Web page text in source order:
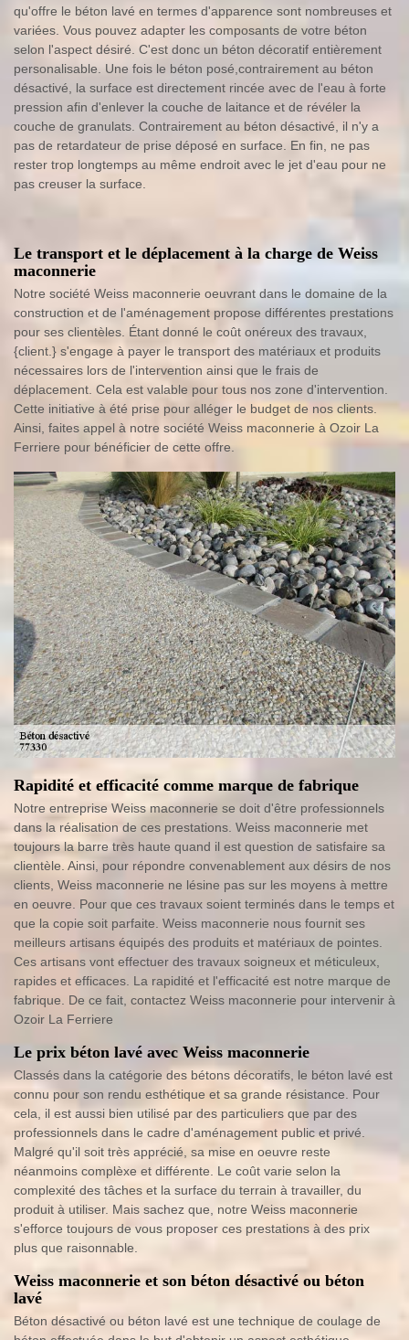
qu'offre le béton lavé en termes d'apparence sont nombreuses et
variées. Vous pouvez adapter les composants de votre béton
selon l'aspect désiré. C'est donc un béton décoratif entièrement
personalisable. Une fois le béton posé,contrairement au béton
désactivé, la surface est directement rincée avec de l'eau à forte
pression afin d'enlever la couche de laitance et de révéler la
couche de granulats. Contrairement au béton désactivé, il n'y a
pas de retardateur de prise déposé en surface. En fin, ne pas
rester trop longtemps au même endroit avec le jet d'eau pour ne
pas creuser la surface.
Le transport et le déplacement à la charge de Weiss
maconnerie
Notre société Weiss maconnerie oeuvrant dans le domaine de la
construction et de l'aménagement propose différentes prestations
pour ses clientèles. Étant donné le coût onéreux des travaux,
{client.} s'engage à payer le transport des matériaux et produits
nécessaires lors de l'intervention ainsi que le frais de
déplacement. Cela est valable pour tous nos zone d'intervention.
Cette initiative à été prise pour alléger le budget de nos clients.
Ainsi, faites appel à notre société Weiss maconnerie à Ozoir La
Ferriere pour bénéficier de cette offre.
Rapidité et efficacité comme marque de fabrique
Notre entreprise Weiss maconnerie se doit d'être professionnels
dans la réalisation de ces prestations. Weiss maconnerie met
toujours la barre très haute quand il est question de satisfaire sa
clientèle. Ainsi, pour répondre convenablement aux désirs de nos
clients, Weiss maconnerie ne lésine pas sur les moyens à mettre
en oeuvre. Pour que ces travaux soient terminés dans le temps et
que la copie soit parfaite. Weiss maconnerie nous fournit ses
meilleurs artisans équipés des produits et matériaux de pointes.
Ces artisans vont effectuer des travaux soigneux et méticuleux,
rapides et efficaces. La rapidité et l'efficacité est notre marque de
fabrique. De ce fait, contactez Weiss maconnerie pour intervenir à
Ozoir La Ferriere
Le prix béton lavé avec Weiss maconnerie
Classés dans la catégorie des bétons décoratifs, le béton lavé est
connu pour son rendu esthétique et sa grande résistance. Pour
cela, il est aussi bien utilisé par des particuliers que par des
professionnels dans le cadre d'aménagement public et privé.
Malgré qu'il soit très apprécié, sa mise en oeuvre reste
néanmoins complèxe et différente. Le coût varie selon la
complexité des tâches et la surface du terrain à travailler, du
produit à utiliser. Mais sachez que, notre Weiss maconnerie
s'efforce toujours de vous proposer ces prestations à des prix
plus que raisonnable.
Weiss maconnerie et son béton désactivé ou béton
lavé
Béton désactivé ou béton lavé est une technique de coulage de